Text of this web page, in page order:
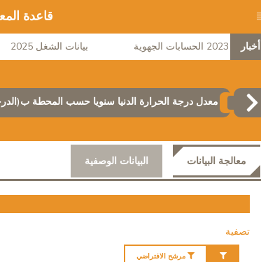
قاعدة
أخبار 2023 الحسابات الجهوية بيانات الشغل 2025
معدل درجة الحرارة الدنيا سنويا حسب المحطة
معالجة البيانات البيانات الوصفية
تصفية
مرشح الافتراضي